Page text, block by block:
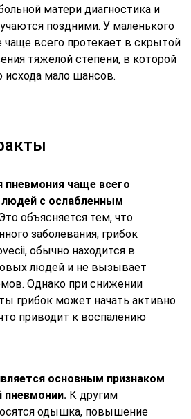
матери диагностика и
поздними. У маленького
чаще всего протекает в скрытой
тяжелой степени, в которой
исхода мало шансов.
пневмония чаще всего
с ослабленным
объясняется тем, что
заболевания, грибок
обычно находится в
людей и не вызывает
Однако при снижении
грибок может начать активно
приводит к воспалению
основным признаком
пневмонии. К другим
одышка, повышение